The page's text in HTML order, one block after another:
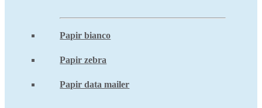
Papir bianco
Papir zebra
Papir data mailer